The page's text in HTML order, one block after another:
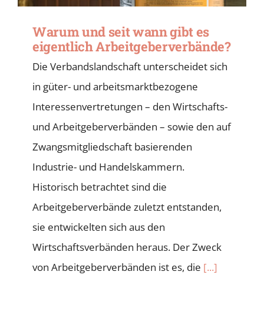
Warum und seit wann gibt es
eigentlich Arbeitgeber­verbände?
Die Verbandslandschaft unterscheidet sich
in güter- und arbeitsmarktbezogene
Interessenvertretungen – den Wirtschafts-
und Arbeitgeberverbänden – sowie den auf
Zwangsmitgliedschaft basierenden
Industrie- und Handelskammern.
Historisch betrachtet sind die
Arbeitgeberverbände zuletzt entstanden,
sie entwickelten sich aus den
Wirtschaftsverbänden heraus. Der Zweck
von Arbeitgeberverbänden ist es, die [...]